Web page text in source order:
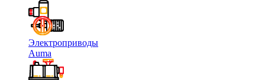
Электроприводы
Auma